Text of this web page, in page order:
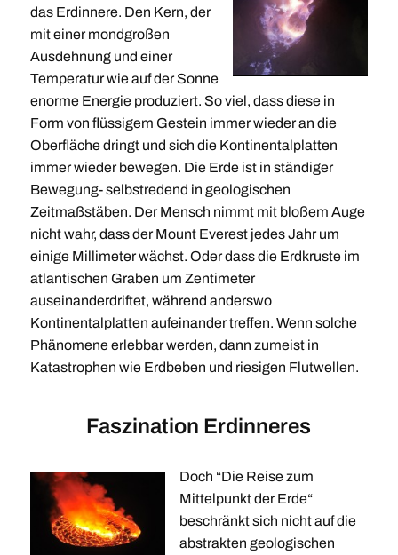
das Erdinnere. Den Kern, der
mit einer mondgroßen
Ausdehnung und einer
Temperatur wie auf der Sonne
enorme Energie produziert. So viel, dass diese in
Form von flüssigem Gestein immer wieder an die
Oberfläche dringt und sich die Kontinentalplatten
immer wieder bewegen. Die Erde ist in ständiger
Bewegung- selbstredend in geologischen
Zeitmaßstäben. Der Mensch nimmt mit bloßem Auge
nicht wahr, dass der Mount Everest jedes Jahr um
einige Millimeter wächst. Oder dass die Erdkruste im
atlantischen Graben um Zentimeter
auseinanderdriftet, während anderswo
Kontinentalplatten aufeinander treffen. Wenn solche
Phänomene erlebbar werden, dann zumeist in
Katastrophen wie Erdbeben und riesigen Flutwellen.
Faszination Erdinneres
Doch “Die Reise zum
Mittelpunkt der Erde“
beschränkt sich nicht auf die
abstrakten geologischen